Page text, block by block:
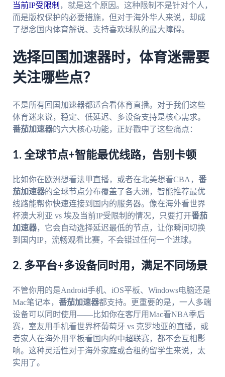
当前IP受限制 ，就是这个原因。这种限制不是针对个人，
而是版权保护的必要措施，但对于海外华人来说，却成
了想念国内体育解说、支持喜欢球队的最大障碍。
选择回国加速器时，体育迷需要
关注哪些点？
不是所有回国加速器都适合看体育直播。对于我们这些
体育迷来说，稳定、低延迟、多设备支持是核心需求。
番茄加速器的六大核心功能，正好戳中了这些痛点：
1. 全球节点+智能最优线路，告别卡顿
比如你在欧洲想看法甲直播，或者在北美想看CBA， 番
茄加速器的全球节点分布覆盖了各大洲，智能推荐最优
线路能帮你快速连接到国内的服务器。像在海外看世界
杯澳大利亚 vs 埃及当前IP受限制的情况，只要打开番茄
加速器，它会自动选择延迟最低的节点，让你瞬间切换
到国内IP，流畅观看比赛，不会错过任何一个进球。
2. 多平台+多设备同时用，满足不同场景
不管你用的是Android手机、iOS平板、Windows电脑还是
Mac笔记本， 番茄加速器都支持。更重要的是，一人多端
设备可以同时使用——比如你在客厅用Mac看NBA季后
赛，室友用手机看世界杯葡萄牙 vs 克罗地亚的直播，或
者家人在海外用平板看国内的中超联赛，都不会互相影
响。这种灵活性对于海外家庭或合租的留学生来说，太
实用了。